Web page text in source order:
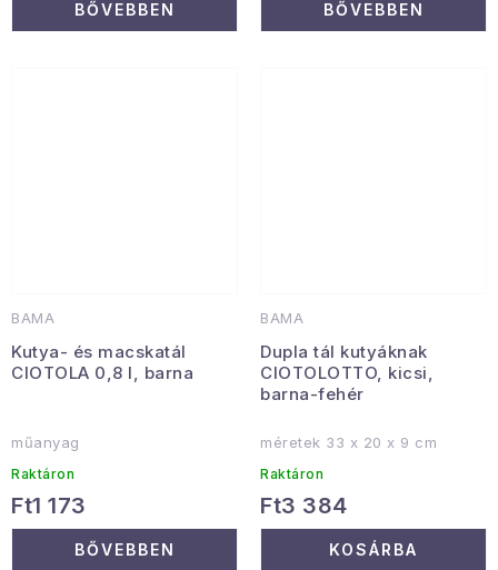
BŐVEBBEN BŐVEBBEN
BAMA
Kutya- és macskatál
CIOTOLA 0,8 l, barna
műanyag
Raktáron
Ft1 173
BŐVEBBEN
BAMA
Dupla tál kutyáknak
CIOTOLOTTO, kicsi,
barna-fehér
méretek 33 x 20 x 9 cm
Raktáron
Ft3 384
KOSÁRBA